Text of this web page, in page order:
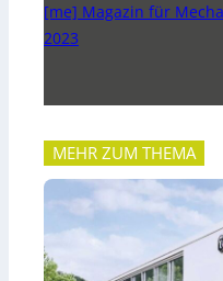
[me] Magazin für
2023
MEHR ZUM THEMA